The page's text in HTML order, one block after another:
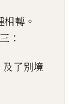
相轉 。
：
及了別境